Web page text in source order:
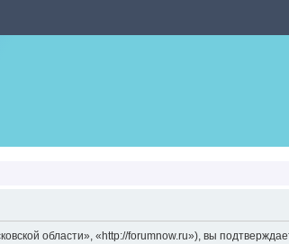
области», «http://forumnow.ru»), вы